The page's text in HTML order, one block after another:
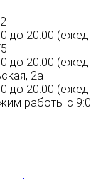
до 20:00
до 20:00
2а
до 20:00
работы с